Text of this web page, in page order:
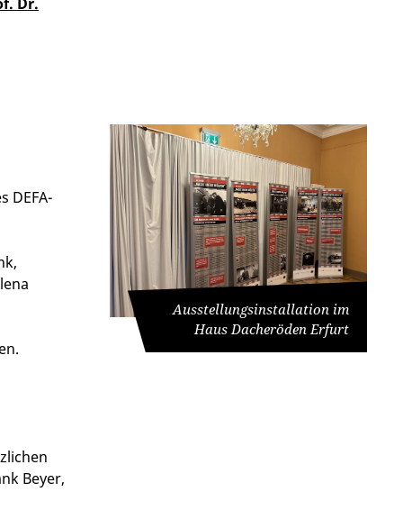
DEFA-
Beyer,
Ausstellungsinstallation im
Haus Dacheröden Erfurt